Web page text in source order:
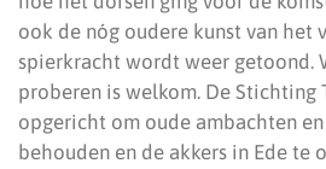
ook de nóg oudere kunst van het
spierkracht wordt weer getoond.
proberen is welkom. De Stichting
opgericht om oude ambachten
behouden en de akkers in Ede te